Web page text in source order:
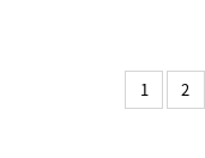
1 2